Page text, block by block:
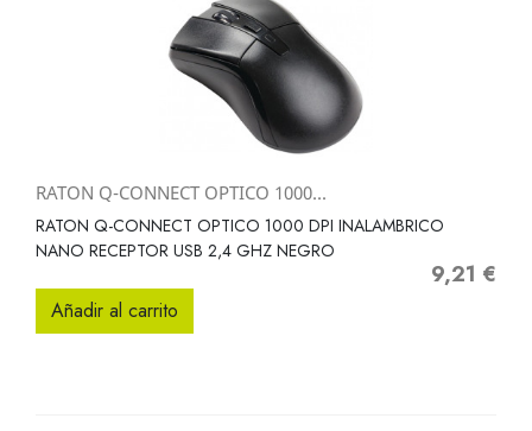
RATON Q-CONNECT OPTICO 1000...
RATON Q-CONNECT OPTICO 1000 DPI INALAMBRICO
NANO RECEPTOR USB 2,4 GHZ NEGRO
Precio
9,21 €
Añadir al carrito